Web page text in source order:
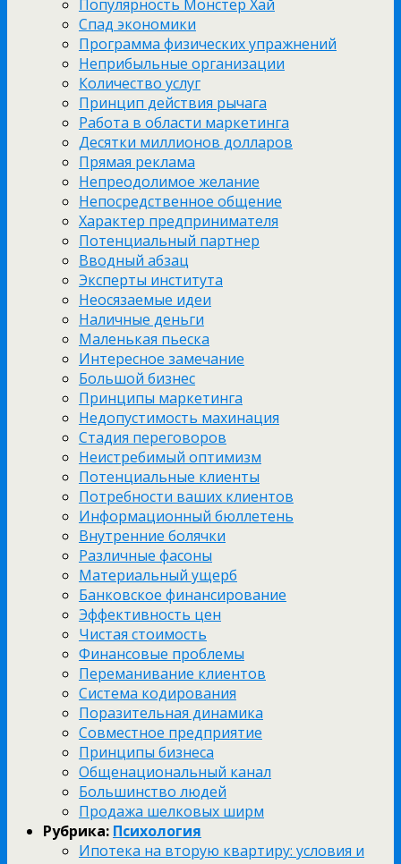
Популярность Монстер Хай
Спад экономики
Программа физических упражнений
Неприбыльные организации
Количество услуг
Принцип действия рычага
Работа в области маркетинга
Десятки миллионов долларов
Прямая реклама
Непреодолимое желание
Непосредственное общение
Характер предпринимателя
Потенциальный партнер
Вводный абзац
Эксперты института
Неосязаемые идеи
Наличные деньги
Маленькая пьеска
Интересное замечание
Большой бизнес
Принципы маркетинга
Недопустимость махинация
Стадия переговоров
Неистребимый оптимизм
Потенциальные клиенты
Потребности ваших клиентов
Информационный бюллетень
Внутренние болячки
Различные фасоны
Материальный ущерб
Банковское финансирование
Эффективность цен
Чистая стоимость
Финансовые проблемы
Переманивание клиентов
Система кодирования
Поразительная динамика
Совместное предприятие
Принципы бизнеса
Общенациональный канал
Большинство людей
Продажа шелковых ширм
Рубрика: Психология
Ипотека на вторую квартиру: условия и